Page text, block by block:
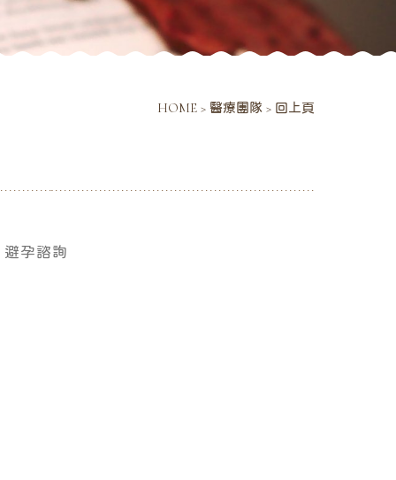
HOME > 醫療團隊 > 回上頁
孕諮詢